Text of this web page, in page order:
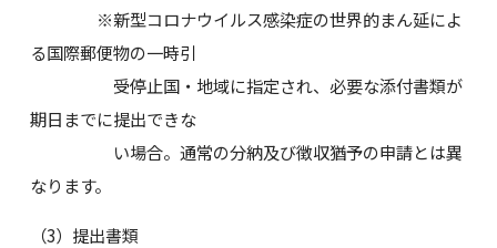
※新型コロナウイルス感染症の世界的まん延によ
る国際郵便物の一時引
受停止国・地域に指定され、必要な添付書類が
期日までに提出できな
い場合。通常の分納及び徴収猶予の申請とは異
なります。
（3）提出書類